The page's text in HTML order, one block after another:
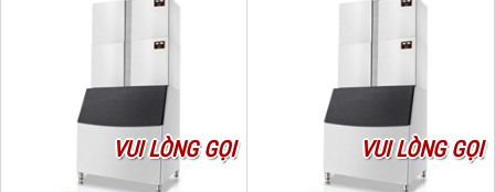
VUI LÒNG GỌI VUI LÒNG GỌI